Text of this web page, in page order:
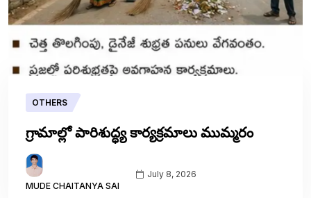
OTHERS
గ్రామాల్లో పారిశుద్ధ్య కార్యక్రమాలు ముమ్మరం
MUDE CHAITANYA SAI
July 8, 2026